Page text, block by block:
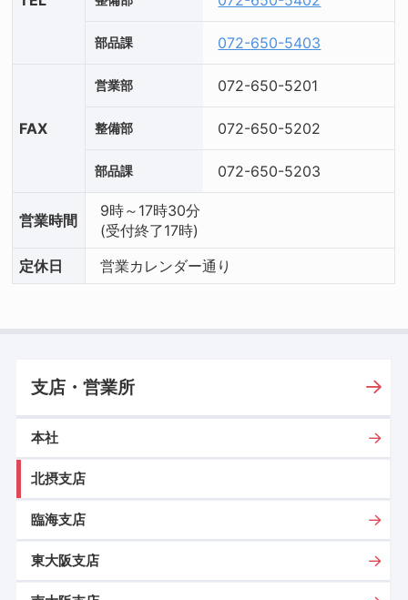
部品課 072-650-5403
FAX
営業部 072-650-5201
整備部 072-650-5202
部品課 072-650-5203
営業時間
9時～17時30分
(受付終了17時)
定休日
営業カレンダー通り
支店・営業所
本社
北摂支店
臨海支店
東大阪支店